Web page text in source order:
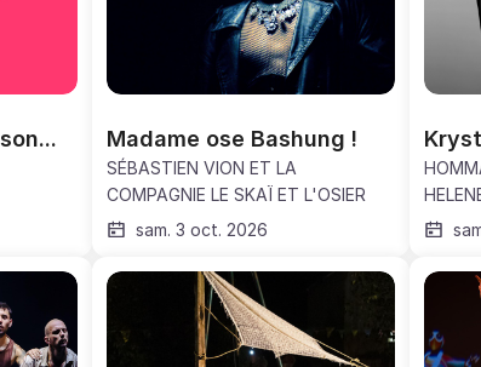
Madame ose Bashung !
SÉBASTIEN VION ET LA
COMPAGNIE LE SKAÏ ET L'OSIER
sam. 3 oct. 2026